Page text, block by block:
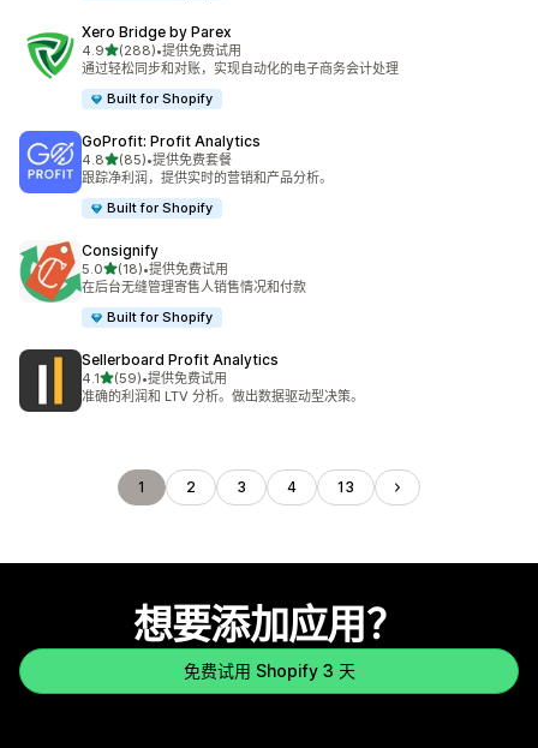
Xero Bridge by Parex
4.9星（满分 5 星）
(288)
总共 288 条评论
•提供免费试用
通过轻松同步和对账，实现自动化的电子商务会计处理
Built for Shopify
GoProfit: Profit Analytics
4.8星（满分 5 星）
(85)
总共 85 条评论
•提供免费套餐
跟踪净利润，提供实时的营销和产品分析。
Built for Shopify
Consignify
5.0星（满分 5 星）
(18)
总共 18 条评论
•提供免费试用
在后台无缝管理寄售人销售情况和付款
Built for Shopify
Sellerboard Profit Analytics
4.1星（满分 5 星）
(59)
总共 59 条评论
•提供免费试用
准确的利润和 LTV 分析。做出数据驱动型决策。
1 2 3 4 13
想要添加应用？
免费试用 Shopify 3 天